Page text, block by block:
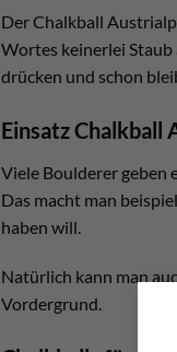
Der Chalkball
Wortes keinerlei Staub
drücken und schon
Einsatz Chalkball
Viele Boulderer geben
Das macht man
haben will.
Natürlich kann man
Vordergrund.